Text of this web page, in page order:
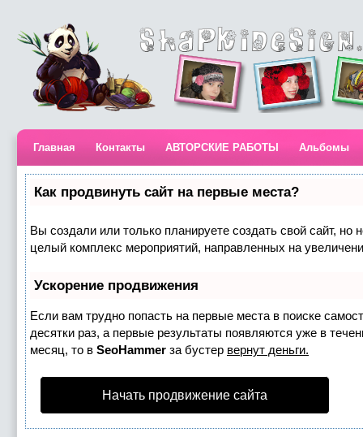
Главная Контакты АВТОРСКИЕ РАБОТЫ Альбомы
Как продвинуть сайт на первые места?
Вы создали или только планируете создать свой сайт, но
целый комплекс мероприятий, направленных на
Ускорение продвижения
Если вам трудно попасть на первые места в поиске
десятки раз, а первые результаты появляются уже в
месяц, то в SeoHammer за бустер вернут деньги.
Начать продвижение сайта